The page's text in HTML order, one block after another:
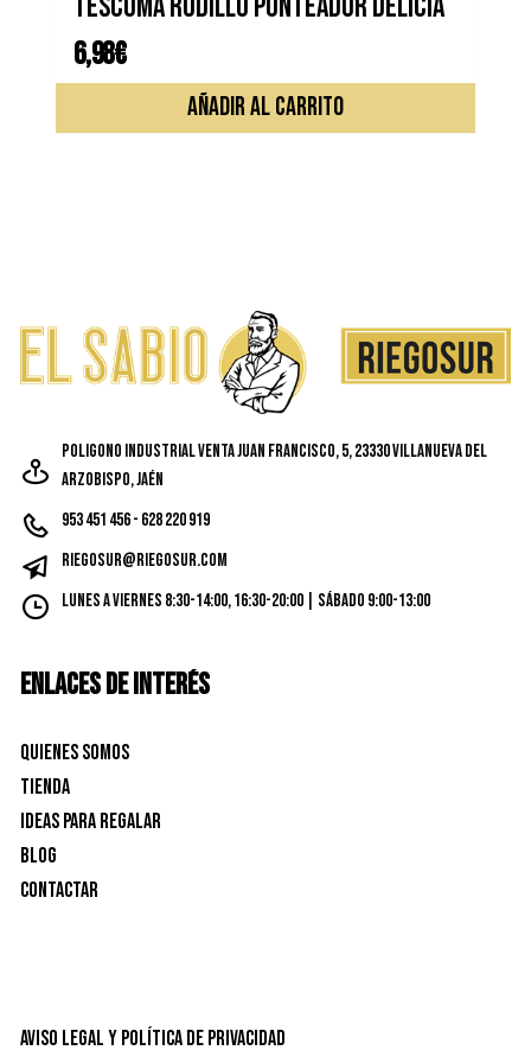
TESCOMA RODILLO PUNTEADOR DELICIA
6,98€
AÑADIR AL CARRITO
Poligono Industrial Venta Juan Francisco, 5, 23330 Villanueva del
Arzobispo, Jaén
953 451 456 - 628 220 919
riegosur@riegosur.com
Lunes a Viernes 8:30-14:00, 16:30-20:00 | Sábado 9:00-13:00
ENLACES DE INTERÉS
Quienes Somos
Tienda
Ideas para Regalar
Blog
Contactar
Aviso Legal y Política de privacidad